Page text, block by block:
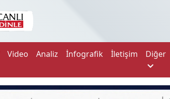
Video Analiz İnfografik İletişim Diğer